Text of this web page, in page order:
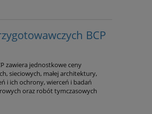
o cenach
IME 2
2026
BCP
zawiera jednostkowe ceny
sieciowych, małej architektury,
i ich ochrony, wierceń i badań
oraz robót tymczasowych